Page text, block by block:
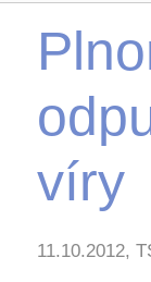
víry
11.10.2012,